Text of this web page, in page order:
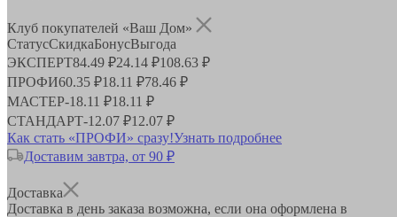
Клуб покупателей «Ваш Дом»
СтатусСкидкаБонусВыгода
ЭКСПЕРТ84.49 ₽24.14 ₽108.63 ₽
ПРОФИ60.35 ₽18.11 ₽78.46 ₽
МАСТЕР-18.11 ₽18.11 ₽
СТАНДАРТ-12.07 ₽12.07 ₽
Как стать «ПРОФИ» сразу!Узнать подробнее
Доставим завтра, от 90 ₽
Доставка
Доставка в день заказа возможна, если она оформлена в